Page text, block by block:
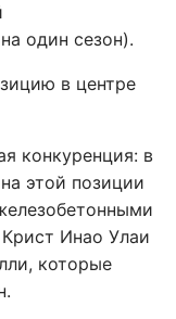
один сезон).
в центре
конкуренция: в
этой позиции
Инао Улаи
которые